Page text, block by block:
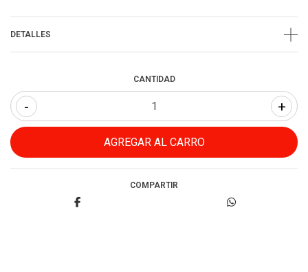
DETALLES
CANTIDAD
+
-
COMPARTIR